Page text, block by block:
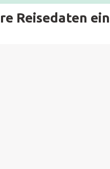
Reisedaten ein